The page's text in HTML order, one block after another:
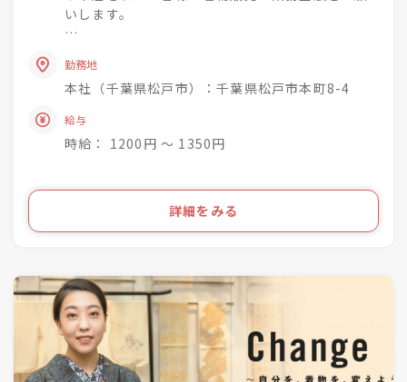
そのためのフォローはしっかり行います。
を大切にしてきました。
これからも様々なお客様との出会いを通して着物文化の
いします。
勤務開始日などはお気軽にご相談ください。
勤務地
本社（千葉県松戸市）：千葉県松戸市本町8-4
給与
時給： 1200円 〜 1350円
詳細をみる